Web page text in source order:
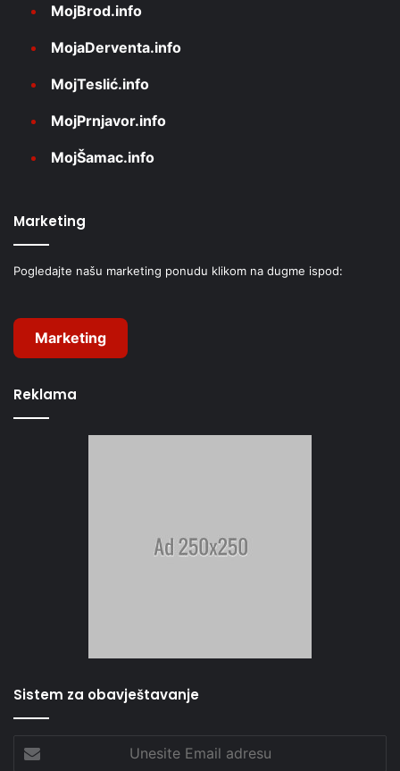
MojBrod.info
MojaDerventa.info
MojTeslić.info
MojPrnjavor.info
MojŠamac.info
Marketing
Pogledajte našu marketing ponudu klikom na dugme ispod:
Marketing
Reklama
Sistem za obavještavanje
Email